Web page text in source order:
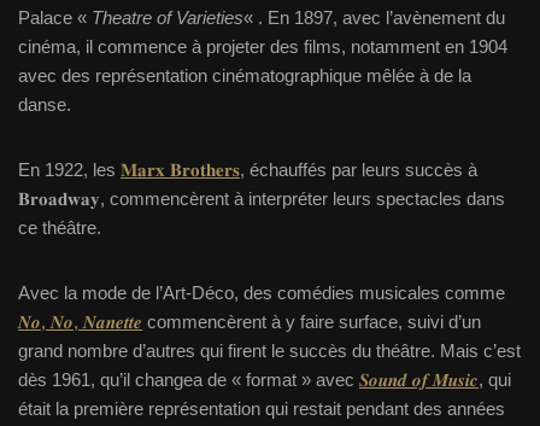
Palace « Theatre of Varieties« . En 1897, avec l’avènement du
cinéma, il commence à projeter des films, notamment en 1904
avec des représentation cinématographique mêlée à de la
danse.
En 1922, les 𝐌𝐚𝐫𝐱 𝐁𝐫𝐨𝐭𝐡𝐞𝐫𝐬, échauffés par leurs succès à
𝐁𝐫𝐨𝐚𝐝𝐰𝐚𝐲, commencèrent à interpréter leurs spectacles dans
ce théâtre.
Avec la mode de l’Art-Déco, des comédies musicales comme
𝑵𝒐, 𝑵𝒐, 𝑵𝒂𝒏𝒆𝒕𝒕𝒆 commencèrent à y faire surface, suivi d’un
grand nombre d’autres qui firent le succès du théâtre. Mais c’est
dès 1961, qu’il changea de « format » avec 𝑺𝒐𝒖𝒏𝒅 𝒐𝒇 𝑴𝒖𝒔𝒊𝒄, qui
était la première représentation qui restait pendant des années